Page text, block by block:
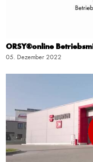
ORSY®online
05. Dezember 2022